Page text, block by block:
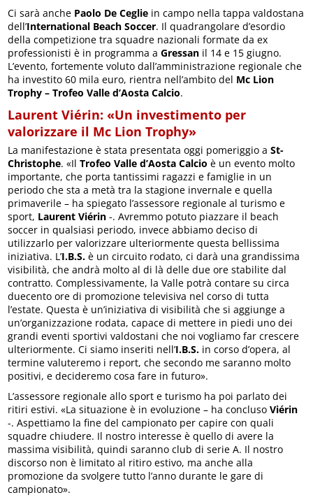
Ci sarà anche Paolo De Ceglie in campo nella tappa valdostana
dell’International Beach Soccer. Il quadrangolare d’esordio
della competizione tra squadre nazionali formate da ex
professionisti è in programma aGressan il 14 e 15 giugno.
L’evento, fortemente voluto dall’amministrazione regionale che
ha investito 60 mila euro, rientra nell’ambito del Mc Lion
Trophy – Trofeo Valle d’Aosta Calcio.
Laurent Viérin: «Un investimento per
valorizzare il Mc Lion Trophy»
La manifestazione è stata presentata oggi pomeriggio aSt-
Christophe. «IlTrofeo Valle d’Aosta Calcio è un evento molto
importante, che porta tantissimi ragazzi e famiglie in un
periodo che sta a metà tra la stagione invernale e quella
primaverile – ha spiegato l’assessore regionale al turismo e
sport, Laurent Viérin -. Avremmo potuto piazzare il beach
soccer in qualsiasi periodo, invece abbiamo deciso di
utilizzarlo per valorizzare ulteriormente questa bellissima
iniziativa. L’I.B.S. è un circuito rodato, ci darà una grandissima
visibilità, che andrà molto al di là delle due ore stabilite dal
contratto. Complessivamente, la Valle potrà contare su circa
duecento ore di promozione televisiva nel corso di tutta
l’estate. Questa è un’iniziativa di visibilità che si aggiunge a
un’organizzazione rodata, capace di mettere in piedi uno dei
grandi eventi sportivi valdostani che noi vogliamo far crescere
ulteriormente. Ci siamo inseriti nell’I.B.S. in corso d’opera, al
termine valuteremo i report, che secondo me saranno molto
positivi, e decideremo cosa fare in futuro».
L’assessore regionale allo sport e turismo ha poi parlato dei
ritiri estivi. «La situazione è in evoluzione – ha conclusoViérin
-. Aspettiamo la fine del campionato per capire con quali
squadre chiudere. Il nostro interesse è quello di avere la
massima visibilità, quindi saranno club di serie A. Il nostro
discorso non è limitato al ritiro estivo, ma anche alla
promozione da svolgere tutto l’anno durante le gare di
campionato».